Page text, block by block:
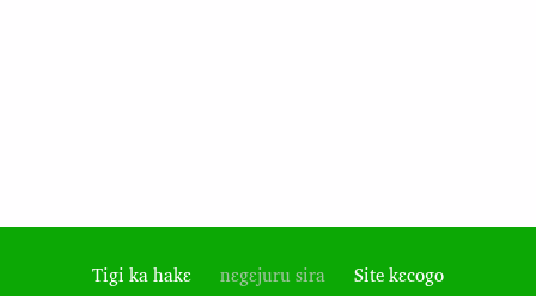
Tigi ka hakɛ nɛgɛjuru sira
Site kɛcogo